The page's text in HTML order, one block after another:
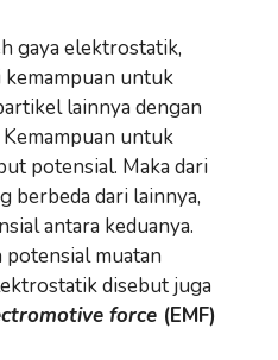
gaya elektrostatik,
untuk
lainnya dengan
untuk
potensial. Maka dari
berbeda dari lainnya,
antara keduanya.
potensial muatan
disebut juga
force (EMF)